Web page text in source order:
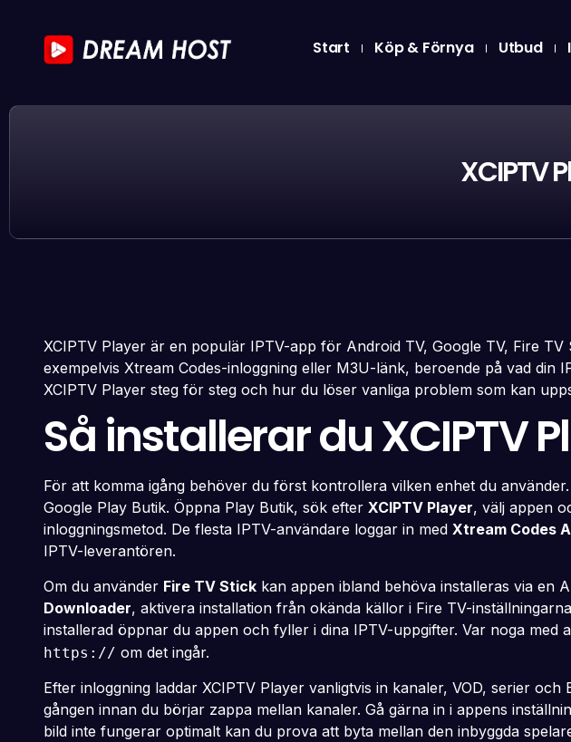
Start Köp & Förnya Utbud
XCIPTV
XCIPTV Player är en populär IPTV-app för Android TV, Google TV, Fire
exempelvis Xtream Codes-inloggning eller M3U-länk, beroende på vad
XCIPTV Player steg för steg och hur du löser vanliga problem som kan
Så installerar du XCIPTV
För att komma igång behöver du först kontrollera vilken enhet du
Google Play Butik. Öppna Play Butik, sök efter XCIPTV Player, välj appen
inloggningsmetod. De flesta IPTV-användare loggar in med Xtream Codes
IPTV-leverantören.
Om du använder Fire TV Stick kan appen ibland behöva installeras via en
Downloader, aktivera installation från okända källor i Fire TV-
installerad öppnar du appen och fyller i dina IPTV-uppgifter. Var noga med
https:// om det ingår.
Efter inloggning laddar XCIPTV Player vanligtvis in kanaler, VOD, serier
gången innan du börjar zappa mellan kanaler. Gå gärna in i appens
bild inte fungerar optimalt kan du prova att byta mellan den inbyggda